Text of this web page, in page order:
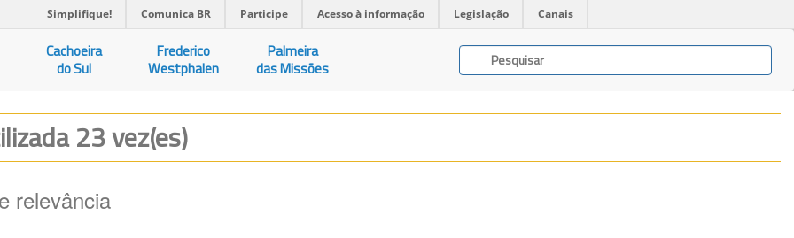
Simplifique! Comunica BR Participe Acesso à informação Legislação Canais
Cachoeira
do Sul
Frederico
Westphalen
Palmeira
das Missões
23 vez(es)
relevância